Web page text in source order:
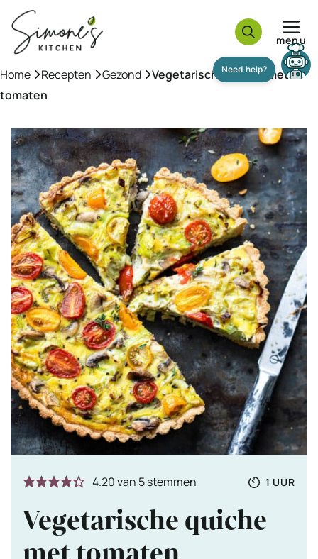
naar
inhoud
menu
Home »Recepten »Gezond »Vegetarische quiche met
tomaten
4.20van 5stemmen
Totale
1 UUR
UUR
Vegetarische quiche